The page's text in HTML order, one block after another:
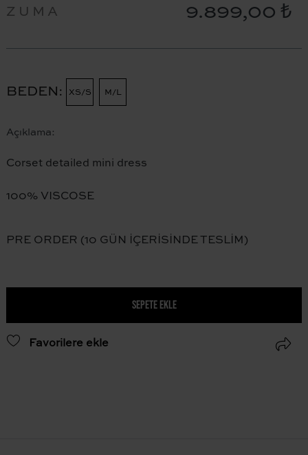
ZUMA 9.899,00 ₺
BEDEN XS/S M/L
Açıklama:
Corset detailed mini dress
100% VISCOSE
PRE ORDER (10 GÜN İÇERİSİNDE TESLİM)
SEPETE EKLE
Favorilere ekle